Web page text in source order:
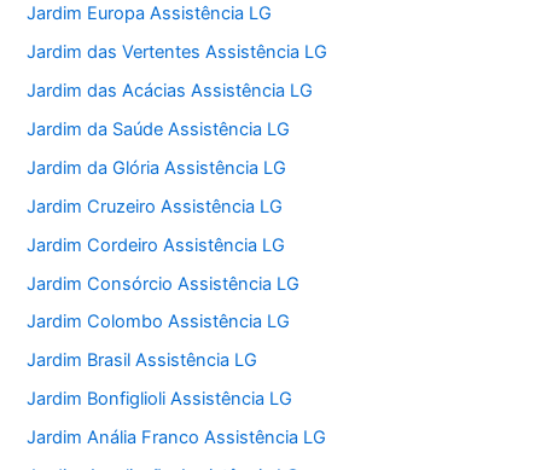
Jardim Europa Assistência LG
Jardim das Vertentes Assistência LG
Jardim das Acácias Assistência LG
Jardim da Saúde Assistência LG
Jardim da Glória Assistência LG
Jardim Cruzeiro Assistência LG
Jardim Cordeiro Assistência LG
Jardim Consórcio Assistência LG
Jardim Colombo Assistência LG
Jardim Brasil Assistência LG
Jardim Bonfiglioli Assistência LG
Jardim Anália Franco Assistência LG